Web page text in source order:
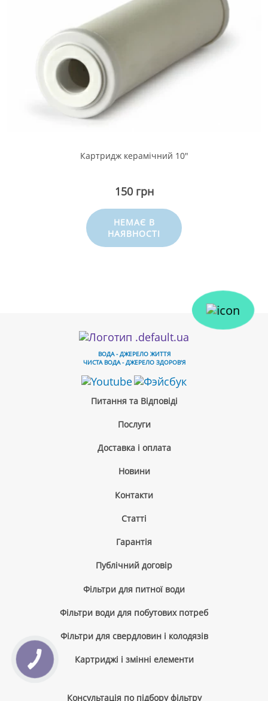
Картридж керамічний 10"
150 грн
НЕМАЄ В
НАЯВНОСТІ
ВОДА - ДЖЕРЕЛО ЖИТТЯ
ЧИСТА ВОДА - ДЖЕРЕЛО ЗДОРОВ'Я
Питання та Відповіді
Послуги
Доставка і оплата
Новини
Контакти
Cтатті
Гарантія
Публічний договір
Фільтри для питної води
Фільтри води для побутових потреб
Фільтри для свердловин і колодязів
Картриджі і змінні елементи
Консультація по підбору фільтру